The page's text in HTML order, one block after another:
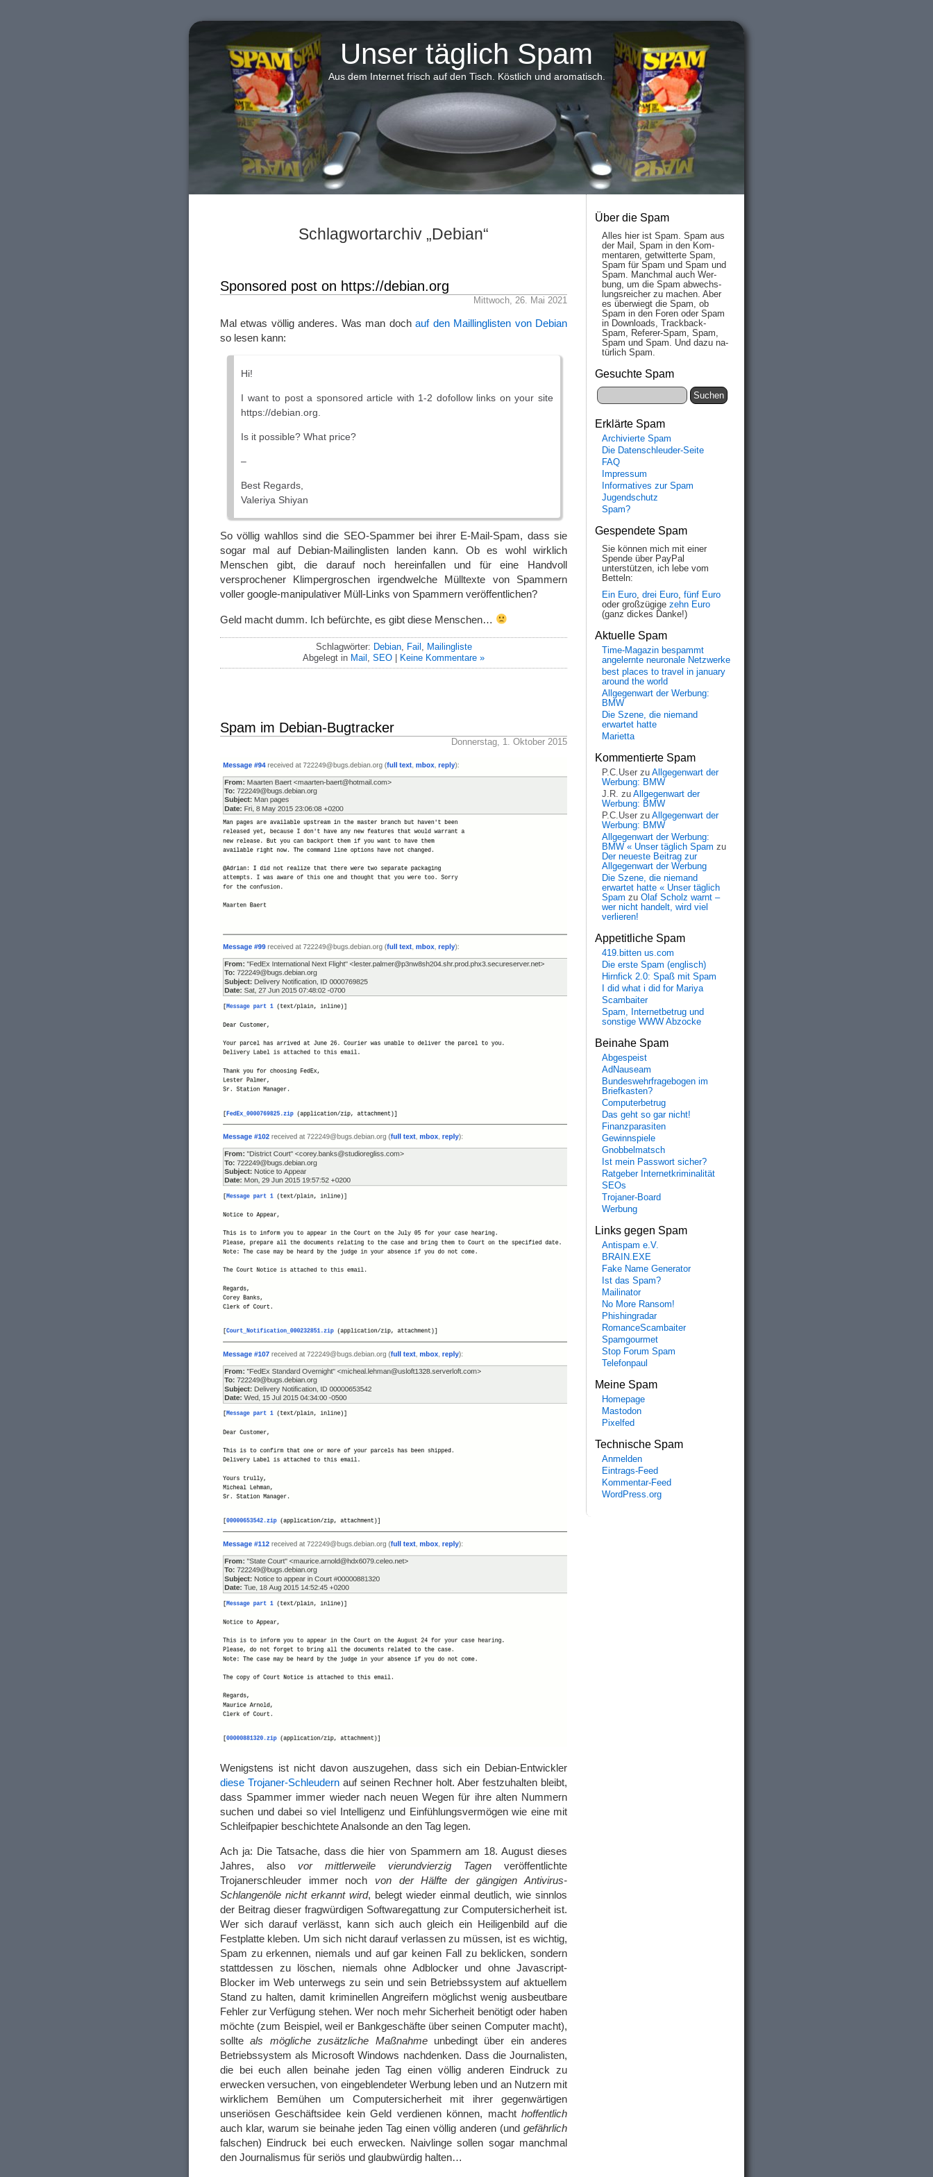
Unser täglich Spam
Aus dem Internet frisch auf den Tisch. Köstlich und aromatisch.
Schlagwortarchiv „Debian“
Sponsored post on https://debian.org
Mittwoch, 26. Mai 2021
Mal etwas völlig anderes. Was man dochauf den Maillinglisten von Debian
so lesen kann:
Hi!
I want to post a sponsored article with 1-2 dofollow links on your site
https://debian.org.
Is it possible? What price?
–
Best Regards,
Valeriya Shiyan
So völlig wahllos sind die SEO-Spammer bei ihrer E-Mail-Spam, dass sie
sogar mal auf Debian-Mailinglisten landen kann. Ob es wohl wirklich
Menschen gibt, die darauf noch hereinfallen und für eine Handvoll
versprochener Klimpergroschen irgendwelche Mülltexte von Spammern
voller google-manipulativer Müll-Links von Spammern veröffentlichen?
Geld macht dumm. Ich befürchte, es gibt diese Menschen…
Schlagwörter: Debian, Fail
Mailingliste
Abgelegt in Mail SEO | Keine Kommentare »
Spam im Debian-Bugtracker
Donnerstag, 1. Oktober 2015
Wenigstens ist nicht davon auszugehen, dass sich ein Debian-Entwickler
diese Trojaner-Schleudern auf seinen Rechner holt. Aber festzuhalten bleibt,
dass Spammer immer wieder nach neuen Wegen für ihre alten Nummern
suchen und dabei so viel Intelligenz und Einfühlungsvermögen wie eine mit
Schleifpapier beschichtete Analsonde an den Tag legen.
Ach ja: Die Tatsache, dass die hier von Spammern am 18. August dieses
Jahres, also vor mittlerweile vierundvierzig Tagen veröffentlichte
Trojanerschleuder immer noch von der Hälfte der gängigen Antivirus-
Schlangenöle nicht erkannt wird, belegt wieder einmal deutlich, wie sinnlos
der Beitrag dieser fragwürdigen Softwaregattung zur Computersicherheit ist.
Wer sich darauf verlässt, kann sich auch gleich ein Heiligenbild auf die
Festplatte kleben. Um sich nicht darauf verlassen zu müssen, ist es wichtig,
Spam zu erkennen, niemals und auf gar keinen Fall zu beklicken, sondern
stattdessen zu löschen, niemals ohne Adblocker und ohne Javascript-
Blocker im Web unterwegs zu sein und sein Betriebssystem auf aktuellem
Stand zu halten, damit kriminellen Angreifern möglichst wenig ausbeutbare
Fehler zur Verfügung stehen. Wer noch mehr Sicherheit benötigt oder haben
möchte (zum Beispiel, weil er Bankgeschäfte über seinen Computer macht),
sollteals mögliche zusätzliche Maßnahmeunbedingt über ein anderes
Betriebssystem als Microsoft Windows nachdenken. Dass die Journalisten,
die bei euch allen beinahe jeden Tag einen völlig anderen Eindruck zu
erwecken versuchen, von eingeblendeter Werbung leben und an Nutzern mit
wirklichem Bemühen um Computersicherheit mit ihrer gegenwärtigen
unseriösen Geschäftsidee kein Geld verdienen können, macht hoffentlich
auch klar, warum sie beinahe jeden Tag einen völlig anderen (und gefährlich
falschen) Eindruck bei euch erwecken. Naivlinge sollen sogar manchmal
den Journalismus für seriös und glaubwürdig halten…
Über die Spam
Alles hier ist Spam. Spam aus
der Mail, Spam in den Kom­
men­taren, ge­twit­ter­te Spam,
Spam für Spam und Spam und
Spam. Manch­mal auch Wer­
bung, um die Spam ab­wechs­
lungs­reich­er zu mach­en. Aber
es über­wiegt die Spam, ob
Spam in den Fo­ren oder Spam
in Down­loads, Track­back-
Spam, Re­fe­rer-Spam, Spam,
Spam und Spam. Und da­zu na­
tür­lich Spam.
Gesuchte Spam
Erklärte Spam
Archivierte Spam
Die Datenschleuder-Seite
FAQ
Impressum
Informatives zur Spam
Jugendschutz
Spam?
Gespendete Spam
Sie können mich mit einer
Spende über PayPal
unterstützen, ich lebe vom
Betteln:
Ein Euro, drei Euro, fünf Euro
oder großzügige zehn Euro
(ganz dickes Danke!)
Aktuelle Spam
Time-Magazin bespammt
angelernte neuronale Netzwerke
best places to travel in january
around the world
Allgegenwart der Werbung:
BMW
Die Szene, die niemand
erwartet hatte
Marietta
Kommentierte Spam
P.C.User zu Allgegenwart der
Werbung: BMW
J.R. zu Allgegenwart der
Werbung: BMW
P.C.User zu Allgegenwart der
Werbung: BMW
Allgegenwart der Werbung:
BMW « Unser täglich Spam zu
Der neueste Beitrag zur
Allgegenwart der Werbung
Die Szene, die niemand
erwartet hatte « Unser täglich
Spam zu Olaf Scholz warnt –
wer nicht handelt, wird viel
verlieren!
Appetitliche Spam
419.bitten us.com
Die erste Spam (englisch)
Hirnfick 2.0: Spaß mit Spam
I did what i did for Mariya
Scambaiter
Spam, Internetbetrug und
sonstige WWW Abzocke
Beinahe Spam
Abgespeist
AdNauseam
Bundeswehrfragebogen im
Briefkasten?
Computerbetrug
Das geht so gar nicht!
Finanzparasiten
Gewinnspiele
Gnobbelmatsch
Ist mein Passwort sicher?
Ratgeber Internetkriminalität
SEOs
Trojaner-Board
Werbung
Links gegen Spam
Antispam e.V.
BRAIN.EXE
Fake Name Generator
Ist das Spam?
Mailinator
No More Ransom!
Phishingradar
RomanceScambaiter
Spamgourmet
Stop Forum Spam
Telefonpaul
Meine Spam
Homepage
Mastodon
Pixelfed
Technische Spam
Anmelden
Eintrags-Feed
Kommentar-Feed
WordPress.org